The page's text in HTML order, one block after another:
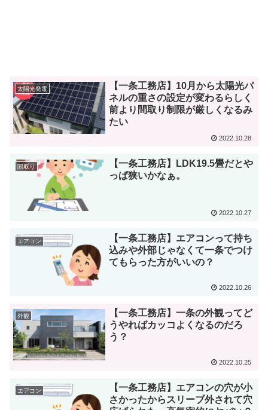
太陽光発電
【一条工務店】10月から太陽光パ
ネルの重さの設定が変わるらしく
前より間取り制限が厳しくなるみ
たい
2022.10.28
間取り
【一条工務店】LDK19.5畳だとや
っぱ狭いかなぁ。
2022.10.27
エアコン
【一条工務店】エアコンって持ち
込みや外部じゃなくて一条でつけ
てもらった方がいいの？
2022.10.26
外観
【一条工務店】一条の外観ってど
うやればカッコよくなるのだろ
う？
2022.10.25
エアコン
【一条工務店】エアコンの穴が小
さかったからスリーブ外されて穴